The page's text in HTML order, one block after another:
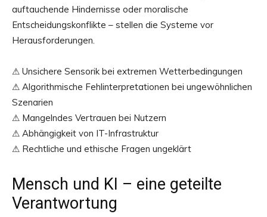
auftauchende Hindernisse oder moralische
Entscheidungskonflikte – stellen die Systeme vor
Herausforderungen.
⚠ Unsichere Sensorik bei extremen Wetterbedingungen
⚠ Algorithmische Fehlinterpretationen bei ungewöhnlichen
Szenarien
⚠ Mangelndes Vertrauen bei Nutzern
⚠ Abhängigkeit von IT-Infrastruktur
⚠ Rechtliche und ethische Fragen ungeklärt
Mensch und KI – eine geteilte
Verantwortung